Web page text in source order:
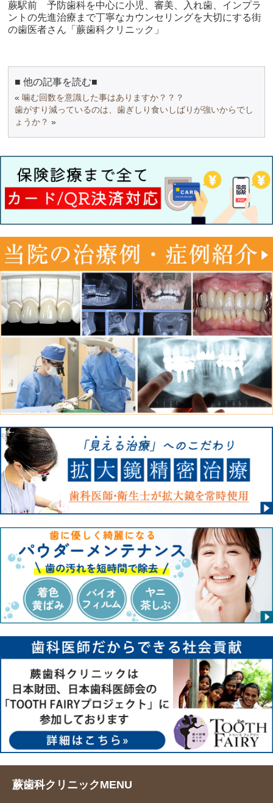
蕨駅前 予防歯科を中心に小児、審美、入れ歯、インプラ
ントの先進治療まで丁寧なカウンセリングを大切にする街
の歯医者さん「蕨歯科クリニック」
■ 他の記事を読む■
«噛む回数を意識した事はありますか？？？
歯がすり減っているのは、歯ぎしり食いしばりが強いからでし
ょうか？ »
蕨歯科クリニックMENU